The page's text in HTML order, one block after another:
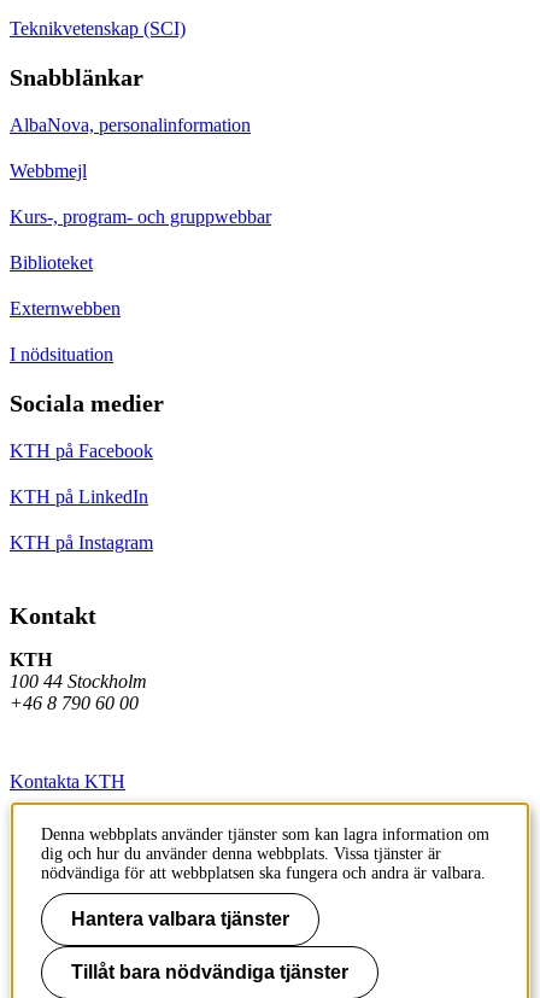
Teknikvetenskap (SCI)
Snabblänkar
AlbaNova, personalinformation
Webbmejl
Kurs-, program- och gruppwebbar
Biblioteket
Externwebben
I nödsituation
Sociala medier
KTH på Facebook
KTH på LinkedIn
KTH på Instagram
Kontakt
KTH
100 44 Stockholm
+46 8 790 60 00
Kontakta KTH
Jobba på KTH
Press och media
Faktura och betalning KTH
Om KTH:s webbplatser
Denna webbplats använder tjänster som kan lagra information om
dig och hur du använder denna webbplats. Vissa tjänster är
nödvändiga för att webbplatsen ska fungera och andra är valbara.
Hantera valbara tjänster
Tillåt bara nödvändiga tjänster